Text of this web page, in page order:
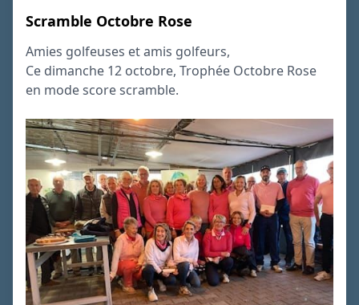
Scramble Octobre Rose
Amies golfeuses et amis golfeurs,
Ce dimanche 12 octobre, Trophée Octobre Rose
en mode score scramble.